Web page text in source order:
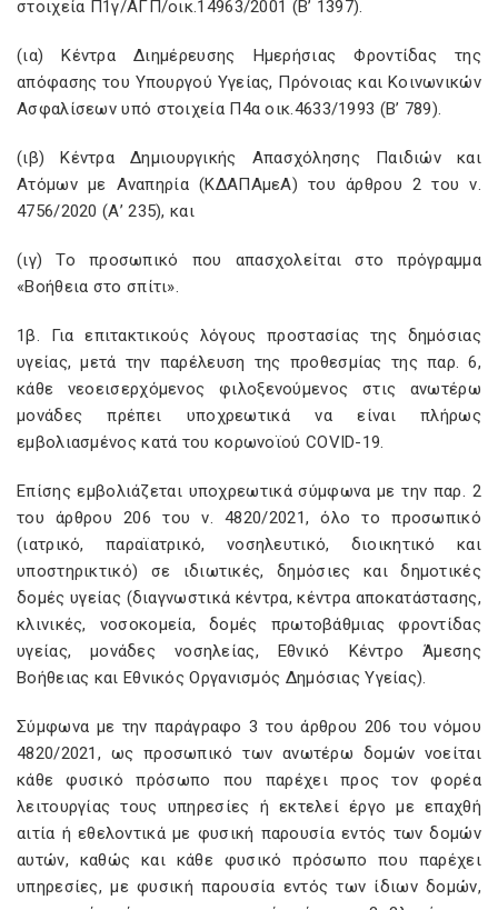
στοιχεία Π1γ/ΑΓΠ/οικ.14963/2001 (Β’ 1397).
(ια) Κέντρα Διημέρευσης Ημερήσιας Φροντίδας της
απόφασης του Υπουργού Υγείας, Πρόνοιας και Κοινωνικών
Ασφαλίσεων υπό στοιχεία Π4α οικ.4633/1993 (Β’ 789).
(ιβ) Κέντρα Δημιουργικής Απασχόλησης Παιδιών και
Ατόμων με Αναπηρία (ΚΔΑΠΑμεΑ) του άρθρου 2 του ν.
4756/2020 (Α’ 235), και
(ιγ) Το προσωπικό που απασχολείται στο πρόγραμμα
«Βοήθεια στο σπίτι».
1β. Για επιτακτικούς λόγους προστασίας της δημόσιας
υγείας, μετά την παρέλευση της προθεσμίας της παρ. 6,
κάθε νεοεισερχόμενος φιλοξενούμενος στις ανωτέρω
μονάδες πρέπει υποχρεωτικά να είναι πλήρως
εμβολιασμένος κατά του κορωνοϊού COVID-19.
Επίσης εμβολιάζεται υποχρεωτικά σύμφωνα με την παρ. 2
του άρθρου 206 του ν. 4820/2021, όλο το προσωπικό
(ιατρικό, παραϊατρικό, νοσηλευτικό, διοικητικό και
υποστηρικτικό) σε ιδιωτικές, δημόσιες και δημοτικές
δομές υγείας (διαγνωστικά κέντρα, κέντρα αποκατάστασης,
κλινικές, νοσοκομεία, δομές πρωτοβάθμιας φροντίδας
υγείας, μονάδες νοσηλείας, Εθνικό Κέντρο Άμεσης
Βοήθειας και Εθνικός Οργανισμός Δημόσιας Υγείας).
Σύμφωνα με την παράγραφο 3 του άρθρου 206 του νόμου
4820/2021, ως προσωπικό των ανωτέρω δομών νοείται
κάθε φυσικό πρόσωπο που παρέχει προς τον φορέα
λειτουργίας τους υπηρεσίες ή εκτελεί έργο με επαχθή
αιτία ή εθελοντικά με φυσική παρουσία εντός των δομών
αυτών, καθώς και κάθε φυσικό πρόσωπο που παρέχει
υπηρεσίες, με φυσική παρουσία εντός των ίδιων δομών,